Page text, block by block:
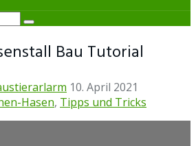
Bau Tutorial
10. April 2021
Hasen, Tipps und Tricks